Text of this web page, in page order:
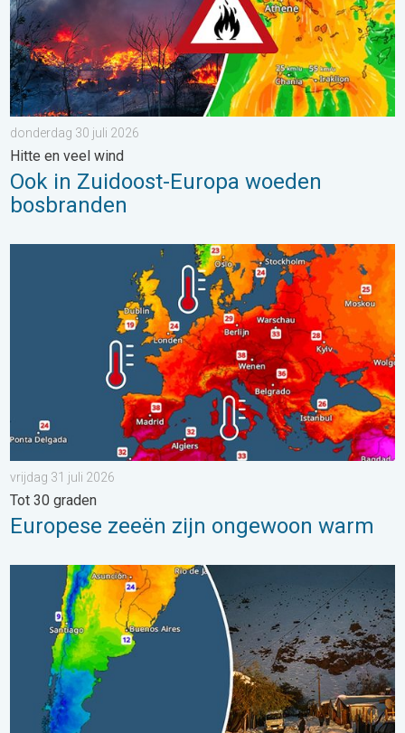
donderdag 30 juli 2026
Hitte en veel wind
Ook in Zuidoost-Europa woeden
bosbranden
Europese zeeën zijn ongewoon warm. Tot 30 graden. . .
vrijdag 31 juli 2026
Tot 30 graden
Europese zeeën zijn ongewoon warm
Wintergroet uit het zuidelijk halfrond. Veel sneeuw in de